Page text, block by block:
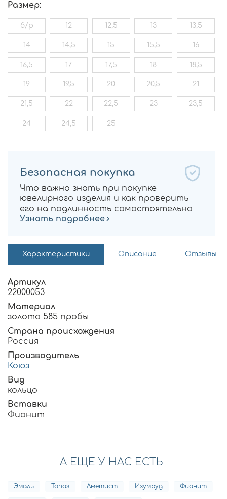
Размер:
б/р 12 12,5 13 13,5
14 14,5 15 15,5 16
16,5 17 17,5 18 18,5
19 19,5 20 20,5 21
21,5 22 22,5 23 23,5
24 24,5 25
Безопасная покупка
Что важно знать при покупке
ювелирного изделия и как проверить
его на подлинность самостоятельно
Узнать подробнее
Характеристики Описание Отзывы
Артикул
22000053
Материал
золото 585 пробы
Страна происхождения
Россия
Производитель
Коюз
Вид
кольцо
Вставки
Фианит
А ЕЩЕ У НАС ЕСТЬ
Эмаль Топаз Аметист Изумруд Фианит